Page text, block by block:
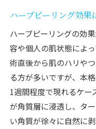
ハーブピーリング効
ハーブピーリングの効
容や個人の肌状態によ
術直後から肌のハリや
る方が多いですが、本
1週間程度で現れるケー
が角質層に浸透し、タ
い角質が徐々に自然に